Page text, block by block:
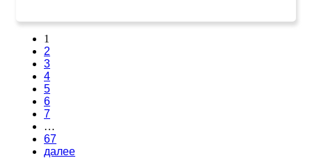
1
2
3
4
5
6
7
…
67
далее